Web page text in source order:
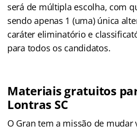
será de múltipla escolha, com
sendo apenas 1 (uma) única
caráter eliminatório e
para todos os candidatos.
Materiais gratuitos
Lontras SC
O Gran tem a missão de mudar